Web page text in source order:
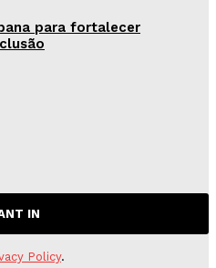
para fortalecer
IN
Policy.